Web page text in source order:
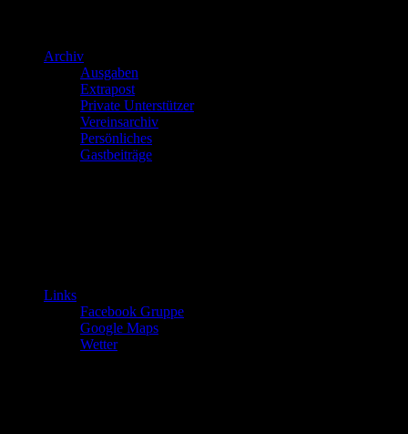
Archiv
Ausgaben
Extrapost
Private Unterstützer
Vereinsarchiv
Persönliches
Gastbeiträge
Links
Facebook Gruppe
Google Maps
Wetter